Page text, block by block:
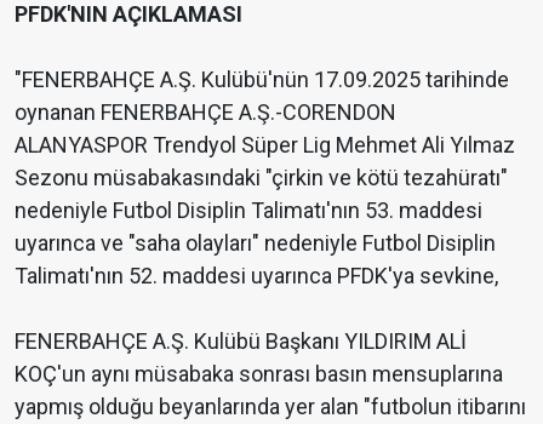
PFDK'NIN AÇIKLAMASI
"FENERBAHÇE A.Ş. Kulübü'nün 17.09.2025 tarihinde
oynanan FENERBAHÇE A.Ş.-CORENDON
ALANYASPOR Trendyol Süper Lig Mehmet Ali Yılmaz
Sezonu müsabakasındaki "çirkin ve kötü tezahüratı"
nedeniyle Futbol Disiplin Talimatı'nın 53. maddesi
uyarınca ve "saha olayları" nedeniyle Futbol Disiplin
Talimatı'nın 52. maddesi uyarınca PFDK'ya sevkine,
FENERBAHÇE A.Ş. Kulübü Başkanı YILDIRIM ALİ
KOÇ'un aynı müsabaka sonrası basın mensuplarına
yapmış olduğu beyanlarında yer alan "futbolun itibarını